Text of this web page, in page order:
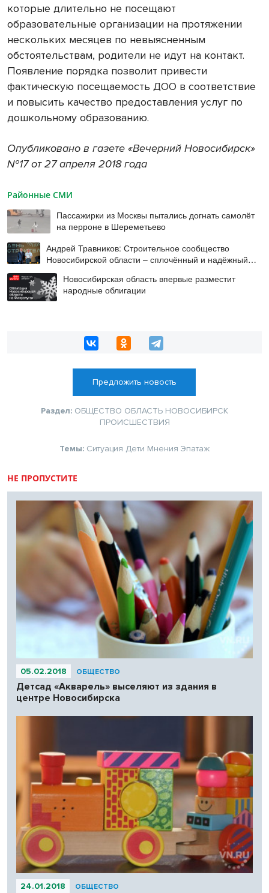
которые длительно не посещают
образовательные организации на протяжении
нескольких месяцев по невыясненным
обстоятельствам, родители не идут на контакт.
Появление порядка позволит привести
фактическую посещаемость ДОО в соответствие
и повысить качество предоставления услуг по
дошкольному образованию.
Опубликовано в газете «Вечерний Новосибирск»
№17 от 27 апреля 2018 года
Районные СМИ
Пассажирки из Москвы пытались догнать самолёт
на перроне в Шереметьево
Андрей Травников: Строительное сообщество
Новосибирской области – сплочённый и надёжный
коллектив
Новосибирская область впервые разместит
народные облигации
Предложить новость
Раздел: ОБЩЕСТВО ОБЛАСТЬ НОВОСИБИРСК
ПРОИСШЕСТВИЯ
Темы: Ситуация Дети Мнения Эпатаж
НЕ ПРОПУСТИТЕ
05.02.2018 ОБЩЕСТВО
Детсад «Акварель» выселяют из здания в
центре Новосибирска
24.01.2018 ОБЩЕСТВО